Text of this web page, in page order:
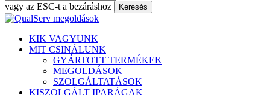
vagy az ESC-t a bezáráshoz
Keresés
Bezár
Menü
KIK VAGYUNK
MIT CSINÁLUNK
GYÁRTOTT TERMÉKEK
MEGOLDÁSOK
SZOLGÁLTATÁSOK
KISZOLGÁLT IPARÁGAK